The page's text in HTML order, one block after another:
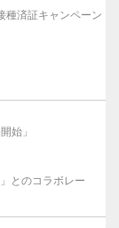
種済証キャンペーン
始」
とのコラボレー